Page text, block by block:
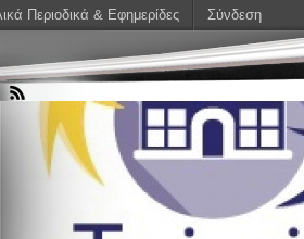
Περιοδικά & Εφημερίδες Σύνδεση